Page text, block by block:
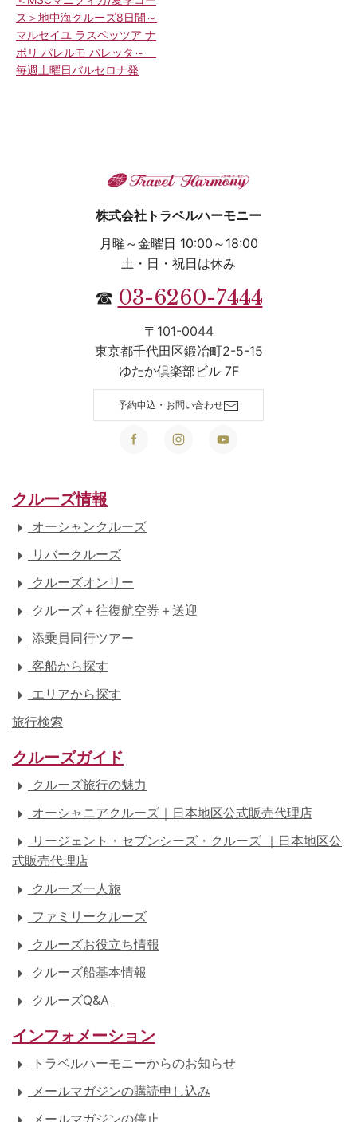
ス＞地中海クルーズ8日間～
マルセイユ ラスペッツア ナ
ポリ パレルモ バレッタ～
毎週土曜日バルセロナ発
株式会社トラベルハーモニー
月曜～金曜日 10:00～18:00
土・日・祝日は休み
☎ 03-6260-7444
〒101-0044
東京都千代田区鍛冶町2-5-15
ゆたか倶楽部ビル 7F
予約申込・お問い合わせ
クルーズ情報
オーシャンクルーズ
リバークルーズ
クルーズオンリー
クルーズ＋往復航空券＋送迎
添乗員同行ツアー
客船から探す
エリアから探す
旅行検索
クルーズガイド
クルーズ旅行の魅力
オーシャニアクルーズ｜日本地区公式販売代理店
リージェント・セブンシーズ・クルーズ ｜日本地区公
式販売代理店
クルーズ一人旅
ファミリークルーズ
クルーズお役立ち情報
クルーズ船基本情報
クルーズQ&A
インフォメーション
トラベルハーモニーからのお知らせ
メールマガジンの購読申し込み